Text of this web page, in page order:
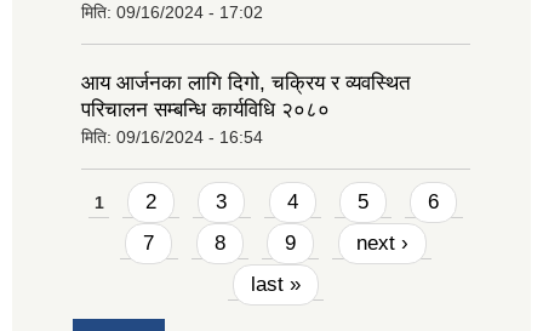
मिति: 09/16/2024 - 17:02
आय आर्जनका लागि दिगो, चक्रिय र व्यवस्थित
परिचालन सम्बन्धि कार्यविधि २०८०
मिति: 09/16/2024 - 16:54
Pages
1 2 3 4 5
6
7
8 9
next ›
last »